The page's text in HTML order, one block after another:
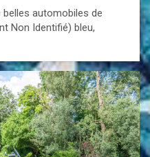
belles automobiles de
Non Identifié) bleu,